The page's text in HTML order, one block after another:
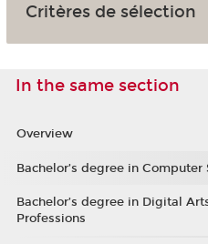
Critères de sélection
In the same section
Overview
Bachelor’s degree in
Bachelor’s degree in Digital
Professions